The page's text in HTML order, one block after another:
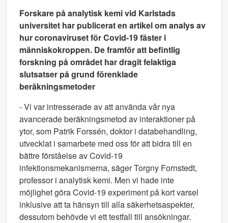
Forskare på analytisk kemi vid Karlstads
universitet har publicerat en artikel om analys av
hur coronaviruset för Covid-19 fäster i
människokroppen. De framför att befintlig
forskning på området har dragit felaktiga
slutsatser på grund förenklade
beräkningsmetoder
- Vi var intresserade av att använda vår nya
avancerade beräkningsmetod av interaktioner på
ytor, som Patrik Forssén, doktor i databehandling,
utvecklat i samarbete med oss för att bidra till en
bättre förståelse av Covid-19
infektionsmekanismerna, säger Torgny Fornstedt,
professor i analytisk kemi. Men vi hade inte
möjlighet göra Covid-19 experiment på kort varsel
inklusive att ta hänsyn till alla säkerhetsaspekter,
dessutom behövde vi ett testfall till ansökningar.